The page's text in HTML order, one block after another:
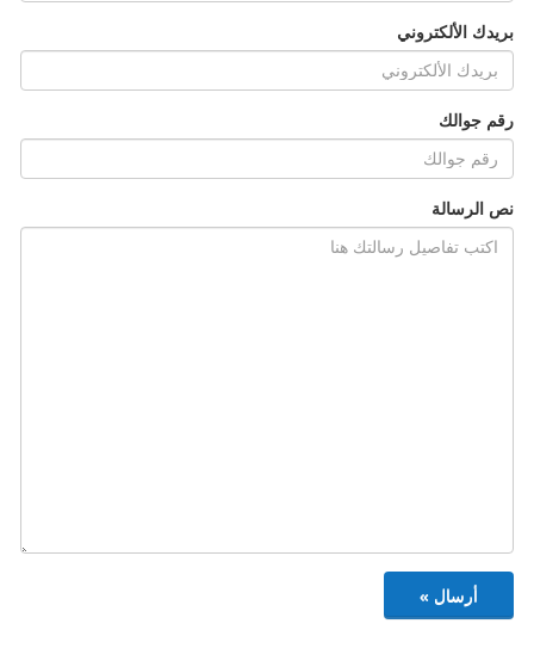
بريدك الألكتروني
رقم جوالك
نص الرسالة